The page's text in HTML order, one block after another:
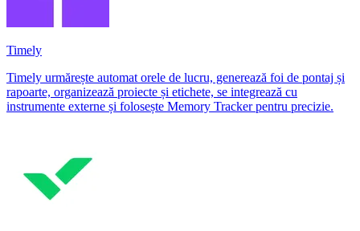
Timely
Timely urmărește automat orele de lucru, generează foi de pontaj și
rapoarte, organizează proiecte și etichete, se integrează cu
instrumente externe și folosește Memory Tracker pentru precizie.